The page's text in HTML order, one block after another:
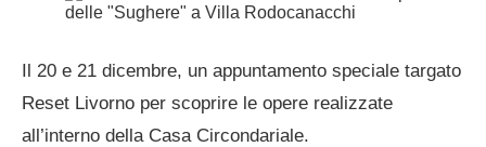
Il 20 e 21 dicembre, un appuntamento speciale targato
Reset Livorno per scoprire le opere realizzate
all’interno della Casa Circondariale.